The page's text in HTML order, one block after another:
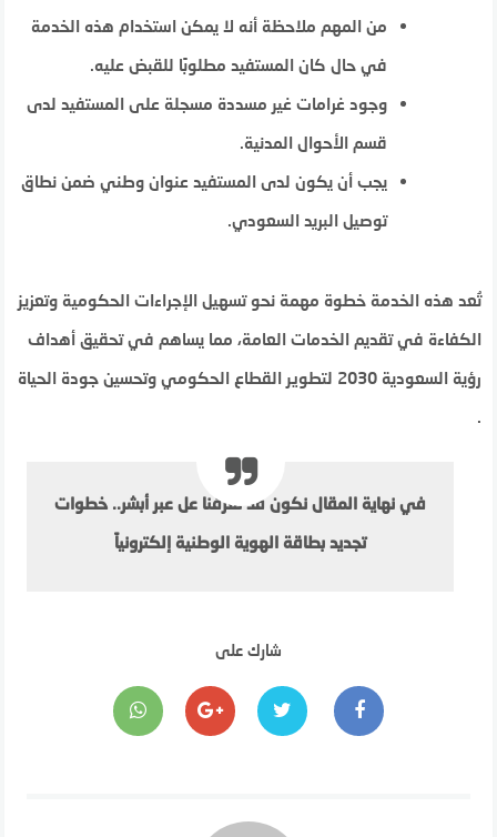
من المهم ملاحظة أنه لا يمكن استخدام هذه الخدمة
في حال كان المستفيد مطلوبًا للقبض عليه.
وجود غرامات غير مسددة مسجلة على المستفيد لدى
قسم الأحوال المدنية.
يجب أن يكون لدى المستفيد عنوان وطني ضمن نطاق
توصيل البريد السعودي.
تُعد هذه الخدمة خطوة مهمة نحو تسهيل الإجراءات الحكومية وتعزيز
الكفاءة في تقديم الخدمات العامة، مما يساهم في تحقيق أهداف
رؤية السعودية 2030 لتطوير القطاع الحكومي وتحسين جودة الحياة​​​​​​​​​​
.
في نهاية المقال نكون قد تعرفنا عل عبر أبشر.. خطوات
تجديد بطاقة الهوية الوطنية إلكترونياً
شارك على